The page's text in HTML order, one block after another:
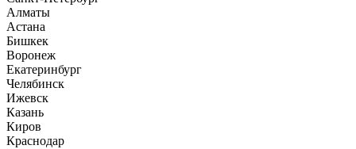
Алматы
Астана
Бишкек
Воронеж
Екатеринбург
Челябинск
Ижевск
Казань
Киров
Краснодар